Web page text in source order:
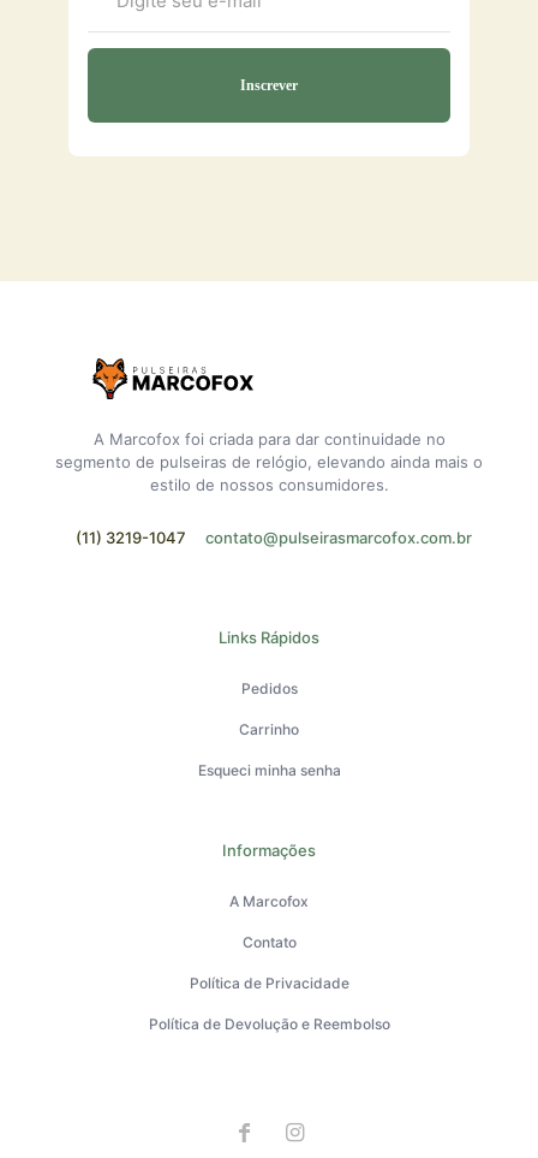
A Marcofox foi criada para dar continuidade no
segmento de pulseiras de relógio, elevando ainda mais o
estilo de nossos consumidores.
(11) 3219-1047 contato@pulseirasmarcofox.com.br
Links Rápidos
Pedidos
Carrinho
Esqueci minha senha
Informações
A Marcofox
Contato
Política de Privacidade
Política de Devolução e Reembolso